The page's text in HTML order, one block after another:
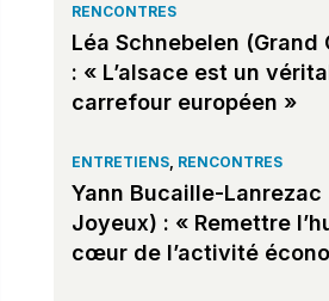
RENCONTRES
Léa Schnebelen (Grand
: « L’alsace est un
carrefour européen »
ENTRETIENS, RENCONTRES
Yann Bucaille-Lanrezac
Joyeux) : « Remettre
cœur de l’activité